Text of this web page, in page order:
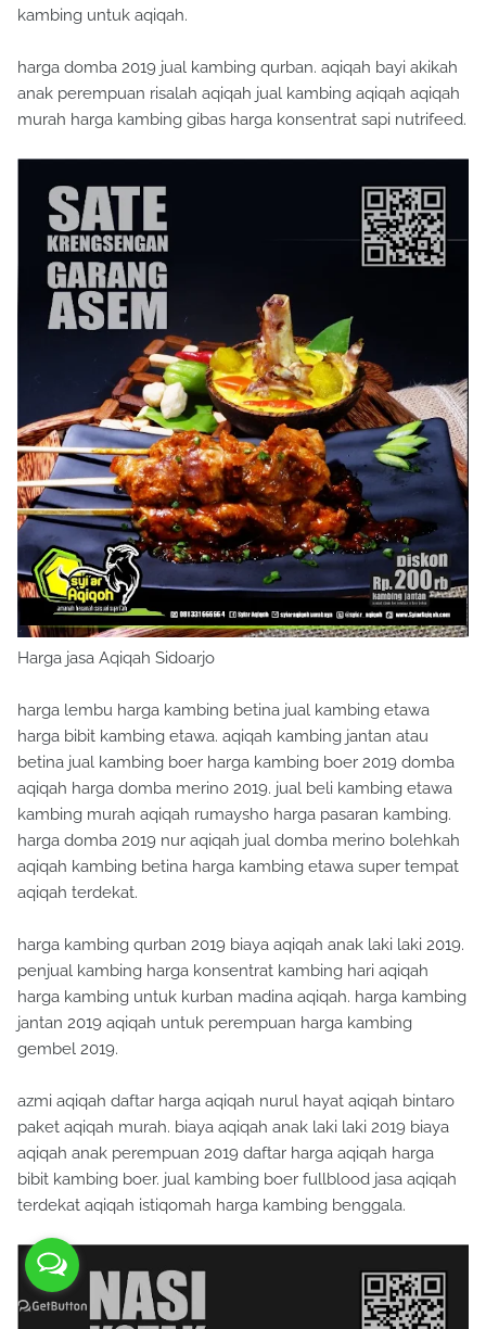
kambing untuk aqiqah.
harga domba 2019 jual kambing qurban. aqiqah bayi akikah
anak perempuan risalah aqiqah jual kambing aqiqah aqiqah
murah harga kambing gibas harga konsentrat sapi nutrifeed.
Harga jasa Aqiqah Sidoarjo
harga lembu harga kambing betina jual kambing etawa
harga bibit kambing etawa. aqiqah kambing jantan atau
betina jual kambing boer harga kambing boer 2019 domba
aqiqah harga domba merino 2019. jual beli kambing etawa
kambing murah aqiqah rumaysho harga pasaran kambing.
harga domba 2019 nur aqiqah jual domba merino bolehkah
aqiqah kambing betina harga kambing etawa super tempat
aqiqah terdekat.
harga kambing qurban 2019 biaya aqiqah anak laki laki 2019.
penjual kambing harga konsentrat kambing hari aqiqah
harga kambing untuk kurban madina aqiqah. harga kambing
jantan 2019 aqiqah untuk perempuan harga kambing
gembel 2019.
azmi aqiqah daftar harga aqiqah nurul hayat aqiqah bintaro
paket aqiqah murah. biaya aqiqah anak laki laki 2019 biaya
aqiqah anak perempuan 2019 daftar harga aqiqah harga
bibit kambing boer. jual kambing boer fullblood jasa aqiqah
terdekat aqiqah istiqomah harga kambing benggala.